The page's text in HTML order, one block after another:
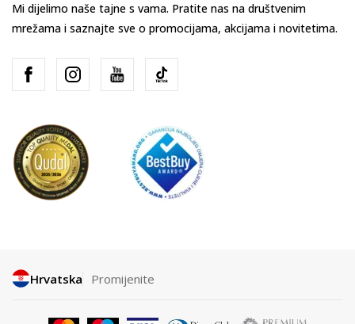
Mi dijelimo naše tajne s vama. Pratite nas na društvenim
mrežama i saznajte sve o promocijama, akcijama i novitetima.
Hrvatska Promijenite